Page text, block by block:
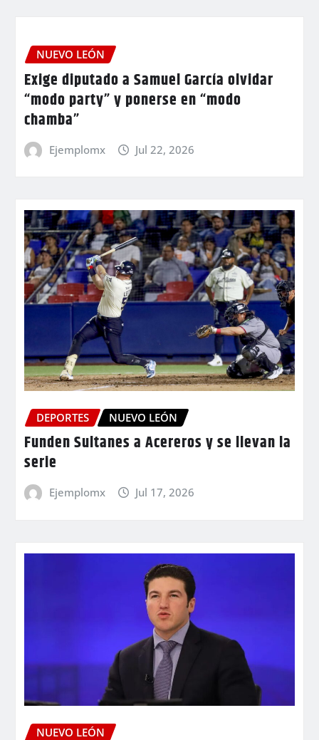
NUEVO LEÓN
Exige diputado a Samuel García olvidar
“modo party” y ponerse en “modo
chamba”
Ejemplomx Jul 22, 2026
DEPORTES NUEVO LEÓN
Funden Sultanes a Acereros y se llevan la
serie
Ejemplomx Jul 17, 2026
NUEVO LEÓN